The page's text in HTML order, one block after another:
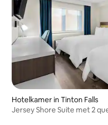
Hotelkamer in Tinton Falls
Jersey Shore Suite met 2